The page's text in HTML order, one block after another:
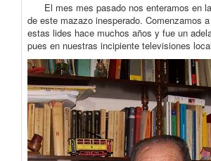
El mes mes pasado nos enteramos en
de este mazazo inesperado. Comenzamos
estas lides hace muchos años y fue un
pues en nuestras incipiente televisiones